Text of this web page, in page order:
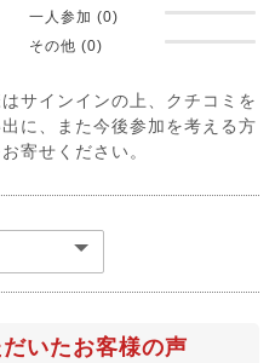
一人参加 (0)
その他 (0)
サインインの上、クチコミを
に、また今後参加を考える方
寄せください。
いたお客様の声